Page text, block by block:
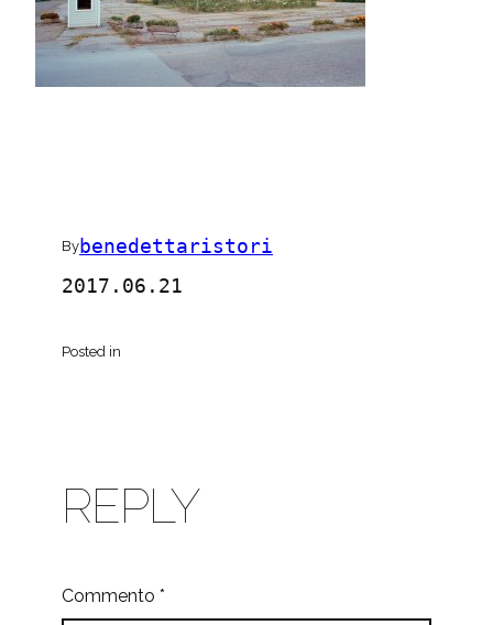
By benedettaristori
2017.06.21
Posted in
REPLY
Commento *